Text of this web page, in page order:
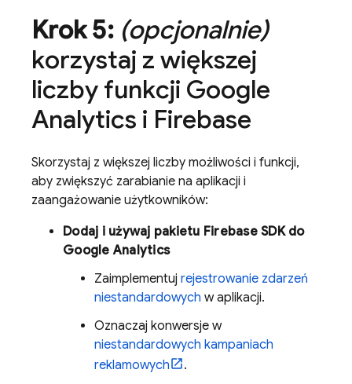
Krok 5: (opcjonalnie)
korzystaj z większej
liczby funkcji Google
Analytics i Firebase
Skorzystaj z większej liczby możliwości i funkcji,
aby zwiększyć zarabianie na aplikacji i
zaangażowanie użytkowników:
Dodaj i używaj pakietu Firebase SDK do
Google Analytics
Zaimplementuj rejestrowanie zdarzeń
niestandardowych w aplikacji.
Oznaczaj konwersje w
niestandardowych kampaniach
reklamowych
.